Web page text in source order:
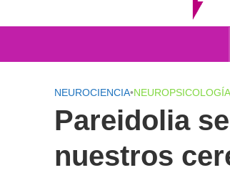
NEUROCIENCIA•NEUROPSICOLOGÍA
Pareidolia
nuestros